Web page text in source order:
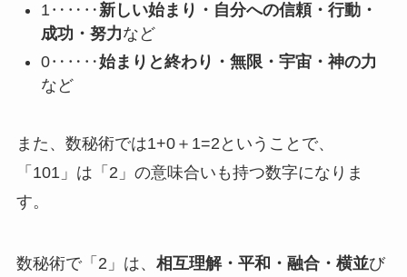
1‥‥‥新しい始まり・自分への信頼・行動・
成功・努力など
0‥‥‥始まりと終わり・無限・宇宙・神の力
など
また、数秘術では1+0＋1=2ということで、
「101」は「2」の意味合いも持つ数字になりま
す。
数秘術で「2」は、 相互理解・平和・融合・横並び